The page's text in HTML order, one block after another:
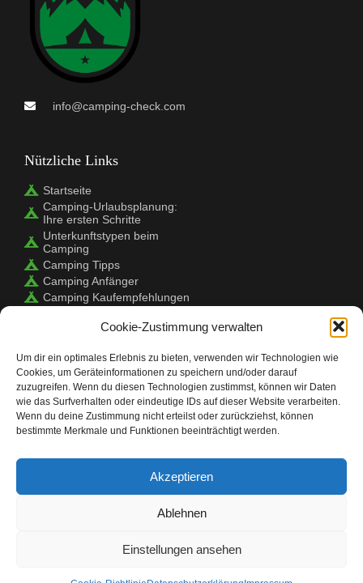
Cookie-Zustimmung verwalten
Um dir ein optimales Erlebnis zu bieten, verwenden wir Technologien wie
Cookies, um Geräteinformationen zu speichern und/oder darauf
zuzugreifen. Wenn du diesen Technologien zustimmst, können wir Daten
wie das Surfverhalten oder eindeutige IDs auf dieser Website verarbeiten.
Wenn du deine Zustimmung nicht erteilst oder zurückziehst, können
bestimmte Merkmale und Funktionen beeinträchtigt werden.
Akzeptieren
Ablehnen
Einstellungen ansehen
info@camping-check.com
Nützliche Links
Startseite
Camping-Urlaubsplanung:
Ihre ersten Schritte
Unterkunftstypen beim
Camping
Camping Tipps
Camping Anfänger
Camping Kaufempfehlungen
Camping Check
Camping ist eine Erfahrung, die Menschen aller
Es ist eine großartige Möglichkeit, wieder in die Natur
zurückzukehren und die freie Natur zu genießen. Bevor Sie
sich jedoch auf den Weg machen, sollten Sie sicherstellen,
dass Sie gut vorbereitet sind. Camping Check ist hier, um zu
helfen! Wir haben alle Tipps und Tricks, die Sie brauchen,
Ihrer Mahlzeiten und sogar bei der Suche nach dem